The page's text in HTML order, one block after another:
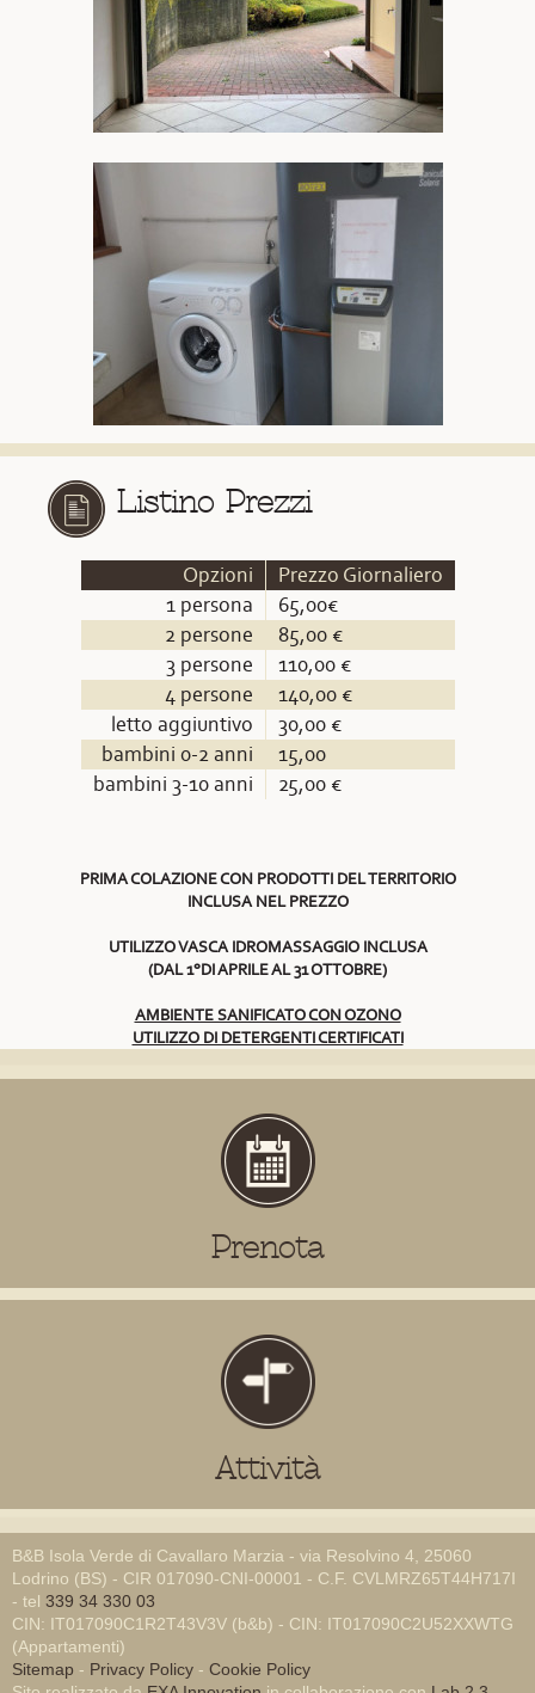
Listino Prezzi
Opzioni
Prezzo Giornaliero
1 persona
65,00€
2 persone
85,00 €
3 persone
110,00 €
4 persone
140,00 €
letto aggiuntivo
30,00 €
bambini 0-2 anni
15,00
bambini 3-10 anni
25,00 €
PRIMA COLAZIONE CON PRODOTTI DEL TERRITORIO
INCLUSA NEL PREZZO
UTILIZZO VASCA IDROMASSAGGIO INCLUSA
(DAL 1°DI APRILE AL 31 OTTOBRE)
AMBIENTE SANIFICATO CON OZONO
UTILIZZO DI DETERGENTI CERTIFICATI
Prenota
Attività
B&B Isola Verde di Cavallaro Marzia - via Resolvino 4, 25060
Lodrino (BS) - CIR 017090-CNI-00001 - C.F. CVLMRZ65T44H717I
- tel 339 34 330 03
CIN: IT017090C1R2T43V3V (b&b) - CIN: IT017090C2U52XXWTG
(Appartamenti)
Sitemap - Privacy Policy - Cookie Policy